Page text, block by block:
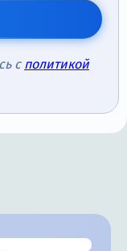
с политикой